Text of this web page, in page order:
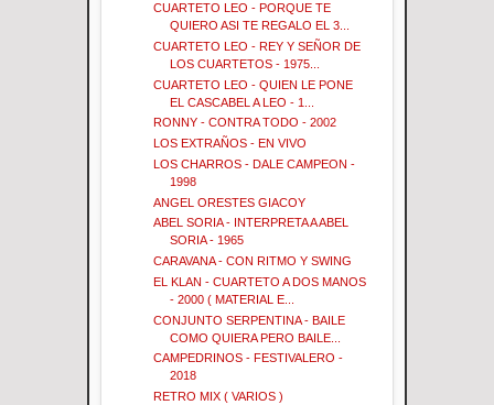
CUARTETO LEO - PORQUE TE
QUIERO ASI TE REGALO EL 3...
CUARTETO LEO - REY Y SEÑOR DE
LOS CUARTETOS - 1975...
CUARTETO LEO - QUIEN LE PONE
EL CASCABEL A LEO - 1...
RONNY - CONTRA TODO - 2002
LOS EXTRAÑOS - EN VIVO
LOS CHARROS - DALE CAMPEON -
1998
ANGEL ORESTES GIACOY
ABEL SORIA - INTERPRETA A ABEL
SORIA - 1965
CARAVANA - CON RITMO Y SWING
EL KLAN - CUARTETO A DOS MANOS
- 2000 ( MATERIAL E...
CONJUNTO SERPENTINA - BAILE
COMO QUIERA PERO BAILE...
CAMPEDRINOS - FESTIVALERO -
2018
RETRO MIX ( VARIOS )